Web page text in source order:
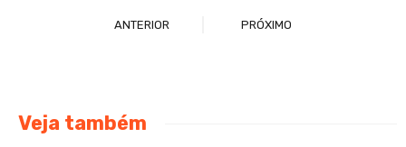
ANTERIOR PRÓXIMO
Veja também